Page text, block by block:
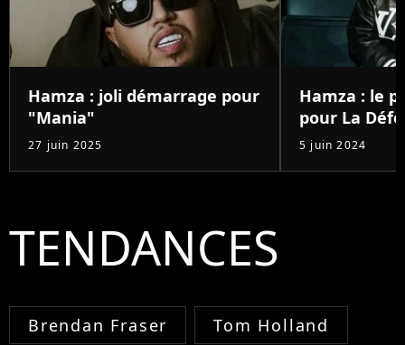
Hamza : joli démarrage pour
"Mania"
27 juin 2025
Hamza : le
pour La
5 juin 2024
TENDANCES
Brendan Fraser Tom Holland